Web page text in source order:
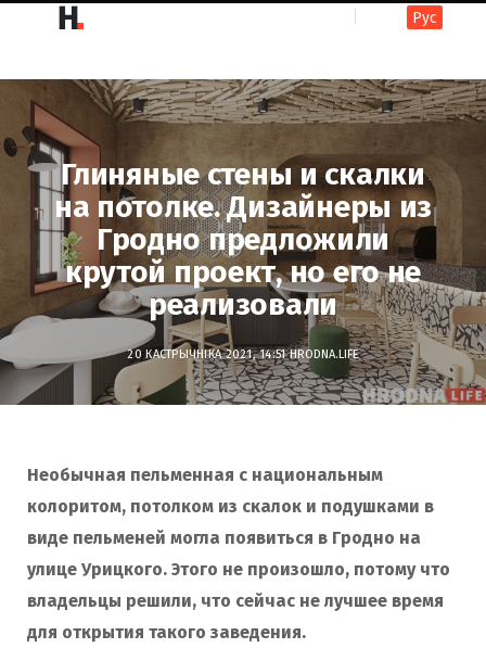
a
c
e
b
o
s
t
a
r
Рус
Глиняные стены и скалки
на потолке. Дизайнеры из
Гродно предложили
крутой проект, но его не
реализовали
20 КАСТРЫЧНІКА 2021, 14:51HRODNA.LIFE
Необычная пельменная с национальным
колоритом, потолком из скалок и подушками в
виде пельменей могла появиться в Гродно на
улице Урицкого. Этого не произошло, потому что
владельцы решили, что сейчас не лучшее время
для открытия такого заведения.